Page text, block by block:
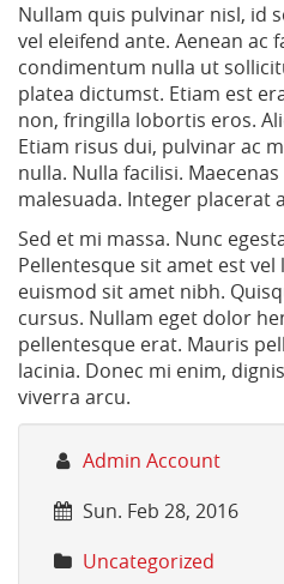
Nullam quis pulvinar nisl, id
vel eleifend ante. Aenean ac
condimentum nulla ut
platea dictumst. Etiam est
non, fringilla lobortis eros.
Etiam risus dui, pulvinar ac
nulla. Nulla facilisi.
malesuada. Integer placerat
Sed et mi massa. Nunc
Pellentesque sit amet est
euismod sit amet nibh.
cursus. Nullam eget dolor
pellentesque erat. Mauris
lacinia. Donec mi enim,
viverra arcu.
https://
2/
AIP
HelloAdmin Account
Sun. Feb 28, 2016
Uncategorized